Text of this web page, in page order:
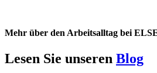
Mehr über den Arbeitsalltag bei
Lesen Sie unseren Blog